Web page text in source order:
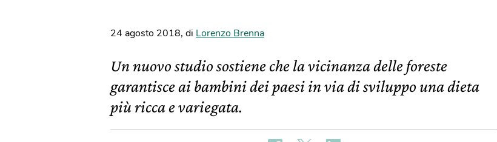
24 agosto 2018, di Lorenzo Brenna
Un nuovo studio sostiene che la vicinanza delle foreste
garantisce ai bambini dei paesi in via di sviluppo una dieta
più ricca e variegata.